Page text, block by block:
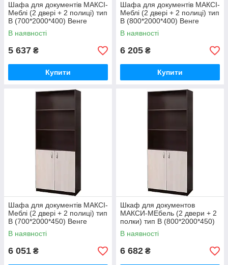
Шафа для документів МАКСІ-
Меблі (2 двері + 2 полиці) тип
В (700*2000*400) Венге
магія/Дуб молочний (8311)
В наявності
5 637 ₴
Купити
Шафа для документів МАКСІ-
Меблі (2 двері + 2 полиці) тип
В (800*2000*400) Венге
магія/Дуб молочний (8312)
В наявності
6 205 ₴
Купити
Шафа для документів МАКСІ-
Меблі (2 двері + 2 полиці) тип
В (700*2000*450) Венге
магія/Дуб молочний (8313)
В наявності
6 051 ₴
Шкаф для документов
МАКСИ-МЕбель (2 двери + 2
полки) тип В (800*2000*450)
Венге магия/Дуб молочный
(8314)
В наявності
6 682 ₴